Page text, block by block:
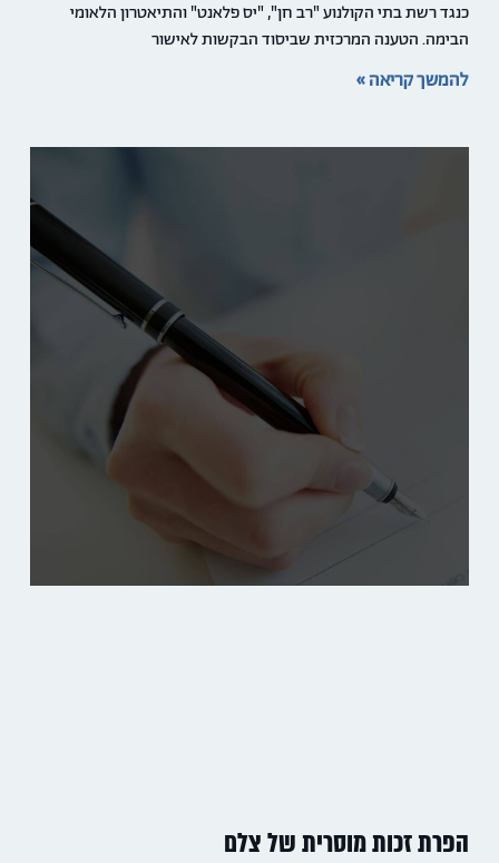
כנגד רשת בתי הקולנוע "רב חן", "יס פלאנט" והתיאטרון הלאומי
הבימה. הטענה המרכזית שביסוד הבקשות לאישור
להמשך קריאה »
הפרת זכות מוסרית של צלם